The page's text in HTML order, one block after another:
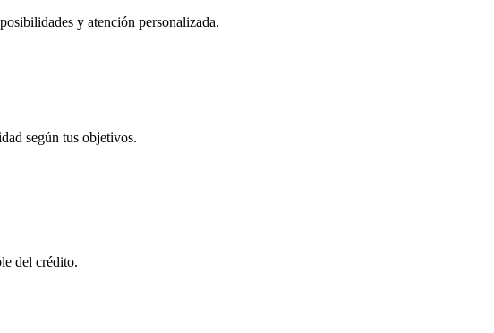
y atención personalizada.
según tus objetivos.
del crédito.